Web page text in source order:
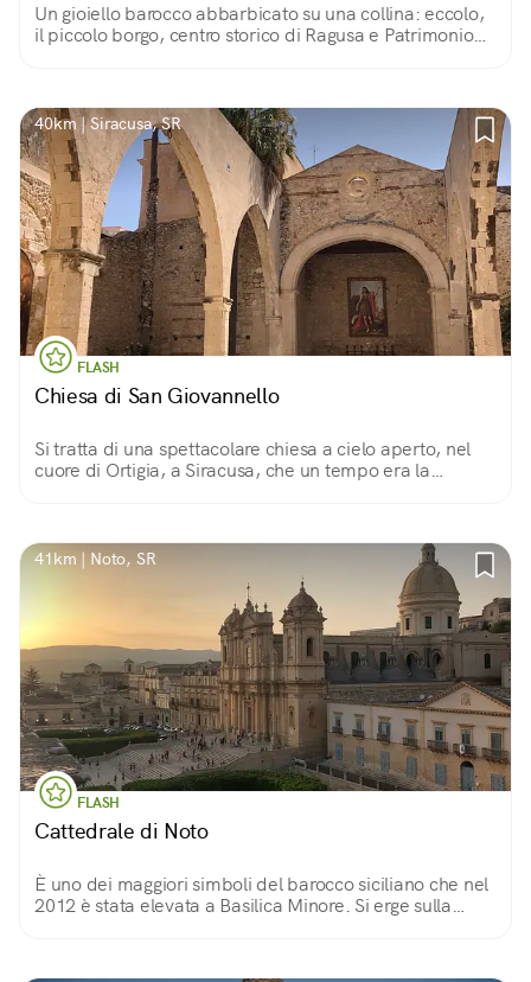
Un gioiello barocco abbarbicato su una collina: eccolo,
il piccolo borgo, centro storico di Ragusa e Patrimonio
40km | Siracusa, SR
FLASH
Chiesa di San Giovannello
Si tratta di una spettacolare chiesa a cielo aperto, nel
cuore di Ortigia, a Siracusa, che un tempo era la
41km | Noto, SR
FLASH
Cattedrale di Noto
È uno dei maggiori simboli del barocco siciliano che nel
2012 è stata elevata a Basilica Minore. Si erge sulla